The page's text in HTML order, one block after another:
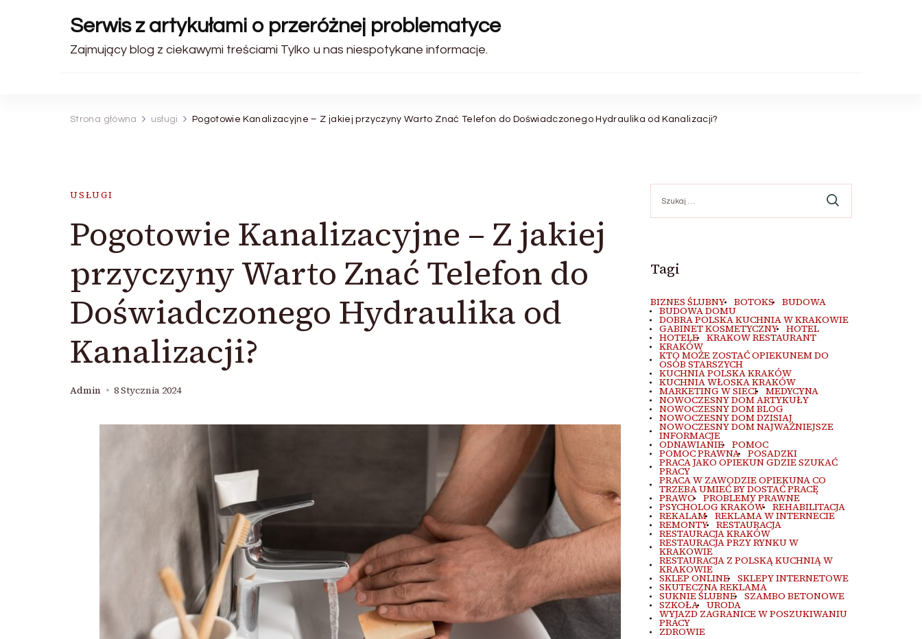
Serwis z artykułami o przeróżnej problematyce
Zajmujący blog z ciekawymi treściami Tylko u nas niespotykane informacje.
Strona główna usługi Pogotowie Kanalizacyjne – Z jakiej przyczyny Warto Znać Telefon do Doświadczonego Hydraulika od Kanalizacji?
USŁUGI
Pogotowie Kanalizacyjne – Z jakiej
przyczyny Warto Znać Telefon do
Doświadczonego Hydraulika od
Kanalizacji?
Admin 8 Stycznia 2024
Tagi
BIZNES ŚLUBNY BOTOKS BUDOWA
BUDOWA DOMU
DOBRA POLSKA KUCHNIA W KRAKOWIE
GABINET KOSMETYCZNY HOTEL
HOTELE KRAKOW RESTAURANT
KRAKÓW
KTO MOŻE ZOSTAĆ OPIEKUNEM DO
OSÓB STARSZYCH
KUCHNIA POLSKA KRAKÓW
KUCHNIA WŁOSKA KRAKÓW
MARKETING W SIECI MEDYCYNA
NOWOCZESNY DOM ARTYKUŁY
NOWOCZESNY DOM BLOG
NOWOCZESNY DOM DZISIAJ
NOWOCZESNY DOM NAJWAŻNIEJSZE
INFORMACJE
ODNAWIANIE POMOC
POMOC PRAWNA POSADZKI
PRACA JAKO OPIEKUN GDZIE SZUKAĆ
PRACY
PRACA W ZAWODZIE OPIEKUNA CO
TRZEBA UMIEĆ BY DOSTAĆ PRACĘ
PRAWO PROBLEMY PRAWNE
PSYCHOLOG KRAKÓW REHABILITACJA
REKALAM REKLAMA W INTERNECIE
REMONTY RESTAURACJA
RESTAURACJA KRAKÓW
RESTAURACJA PRZY RYNKU W
KRAKOWIE
RESTAURACJA Z POLSKĄ KUCHNIĄ W
KRAKOWIE
SKLEP ONLINE SKLEPY INTERNETOWE
SKUTECZNA REKLAMA
SUKNIE ŚLUBNE SZAMBO BETONOWE
SZKOŁA URODA
WYJAZD ZAGRANICE W POSZUKIWANIU
PRACY
ZDROWIE